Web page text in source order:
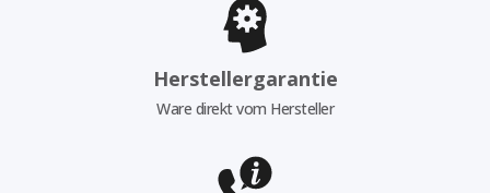
Herstellergarantie
Ware direkt vom Hersteller